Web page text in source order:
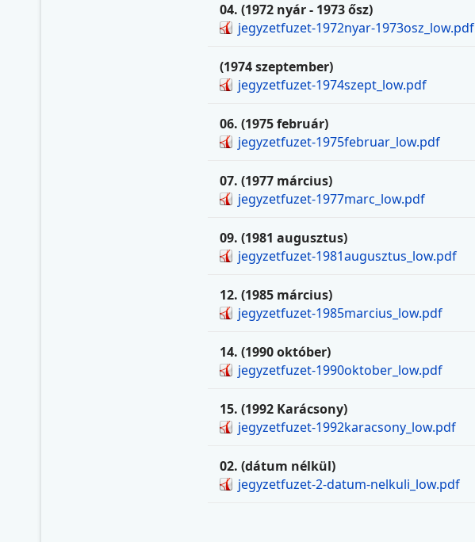
04. (1972 nyár - 1973 ősz)
jegyzetfuzet-1972nyar-1973osz_low.pdf
(1974 szeptember)
jegyzetfuzet-1974szept_low.pdf
06. (1975 február)
jegyzetfuzet-1975februar_low.pdf
07. (1977 március)
jegyzetfuzet-1977marc_low.pdf
09. (1981 augusztus)
jegyzetfuzet-1981augusztus_low.pdf
12. (1985 március)
jegyzetfuzet-1985marcius_low.pdf
14. (1990 október)
jegyzetfuzet-1990oktober_low.pdf
15. (1992 Karácsony)
jegyzetfuzet-1992karacsony_low.pdf
02. (dátum nélkül)
jegyzetfuzet-2-datum-nelkuli_low.pdf